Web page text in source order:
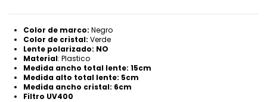
Color de marco: Negro
Color de cristal: Verde
Lente polarizado: NO
Material: Plastico
Medida ancho total lente: 15cm
Medida alto total lente: 5cm
Medida ancho cristal: 6cm
Filtro UV400